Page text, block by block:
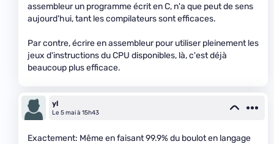
assembleur un programme écrit en C, n'a que peut de sens
aujourd'hui, tant les compilateurs sont efficaces.
Par contre, écrire en assembleur pour utiliser pleinement les
jeux d'instructions du CPU disponibles, là, c'est déjà
beaucoup plus efficace.
yl
Le 5 mai à 15h43
Exactement: Même en faisant 99.9% du boulot en langage